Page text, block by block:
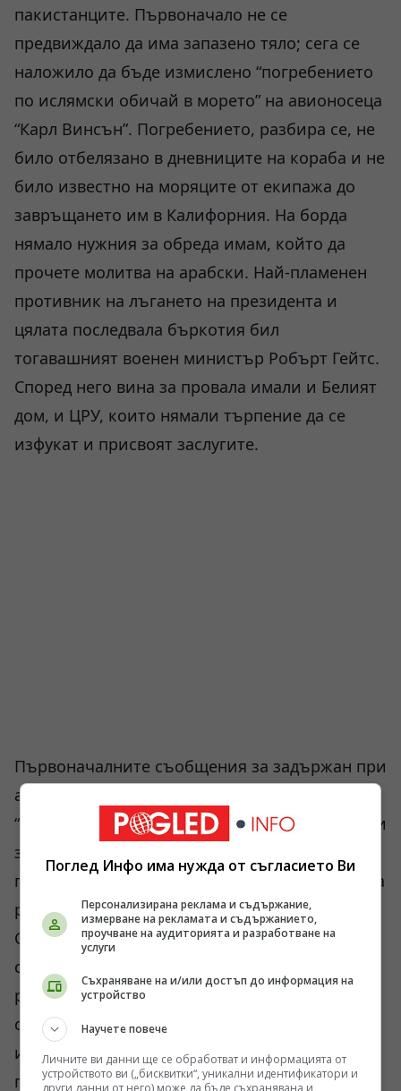
пакистанците. Първоначало не се
предвиждало да има запазено тяло; сега се
наложило да бъде измислено “погребението
по ислямски обичай в морето” на авионосеца
“Карл Винсън”. Погребението, разбира се, не
било отбелязано в дневниците на кораба и не
било известно на моряците от екипажа до
завръщането им в Калифорния. На борда
нямало нужния за обреда имам, който да
прочете молитва на арабски. Най-пламенен
противник на лъгането на президента и
цялата последвала бъркотия бил
тогавашният военен министър Робърт Гейтс.
Според него вина за провала имали и Белият
дом, и ЦРУ, които нямали търпение да се
изфукат и присвоят заслугите.
Първоначалните съобщения за задържан при
акцията огромен архив с много компютри с
“три терабайта” информация, свидетелстващи
за главен щаб за терористични операции, и
по която се извършвала “огромна аналитична
работа”, също не се потвърждават от архива
Сноудън. Според Хърш при рейда били взети
само няколко топа хартии, натъпкани в
раниците на “тюлените”. За компютри не се
споменава; в къщата изобщо нямало
интернет. Осама, болен, живеел като знатен
пленник, без никаква реална ръководна
Поглед Инфо има нужда от съгласието Ви
Персонализирана реклама и съдържание,
измерване на рекламата и съдържанието,
проучване на аудиторията и разработване на
услуги
Съхраняване на и/или достъп до информация на
устройство
Научете повече
Личните ви данни ще се обработват и информацията от
устройството ви („бисквитки“, уникални идентификатори и
други данни от него) може да бъде съхранявана и